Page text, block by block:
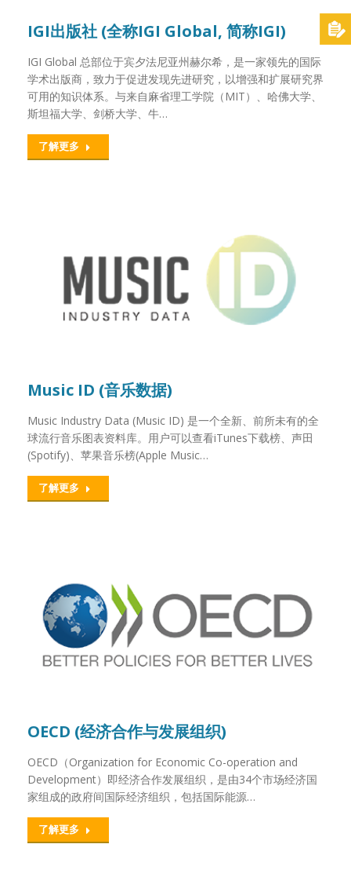
IGI出版社 (全称IGI Global, 简称IGI)
IGI Global 总部位于宾夕法尼亚州赫尔希，是一家领先的国际
学术出版商，致力于促进发现先进研究，以增强和扩展研究界
可用的知识体系。与来自麻省理工学院（MIT）、哈佛大学、
斯坦福大学、剑桥大学、牛…
了解更多
Music ID (音乐数据)
Music Industry Data (Music ID) 是一个全新、前所未有的全
球流行音乐图表资料库。用户可以查看iTunes下载榜、声田
(Spotify)、苹果音乐榜(Apple Music…
了解更多
OECD (经济合作与发展组织)
OECD（Organization for Economic Co-operation and
Development）即经济合作发展组织，是由34个市场经济国
家组成的政府间国际经济组织，包括国际能源…
了解更多